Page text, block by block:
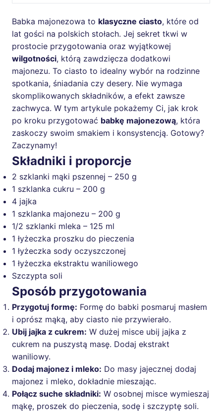
Babka majonezowa to klasyczne ciasto, które od
lat gości na polskich stołach. Jej sekret tkwi w
prostocie przygotowania oraz wyjątkowej
wilgotności, którą zawdzięcza dodatkowi
majonezu. To ciasto to idealny wybór na rodzinne
spotkania, śniadania czy desery. Nie wymaga
skomplikowanych składników, a efekt zawsze
zachwyca. W tym artykule pokażemy Ci, jak krok
po kroku przygotować babkę majonezową, która
zaskoczy swoim smakiem i konsystencją. Gotowy?
Zaczynamy!
Składniki i proporcje
2 szklanki mąki pszennej – 250 g
1 szklanka cukru – 200 g
4 jajka
1 szklanka majonezu – 200 g
1/2 szklanki mleka – 125 ml
1 łyżeczka proszku do pieczenia
1 łyżeczka sody oczyszczonej
1 łyżeczka ekstraktu waniliowego
Szczypta soli
Sposób przygotowania
Przygotuj formę: Formę do babki posmaruj masłem
i oprósz mąką, aby ciasto nie przywierało.
Ubij jajka z cukrem: W dużej misce ubij jajka z
cukrem na puszystą masę. Dodaj ekstrakt
waniliowy.
Dodaj majonez i mleko: Do masy jajecznej dodaj
majonez i mleko, dokładnie mieszając.
Połącz suche składniki: W osobnej misce wymieszaj
mąkę, proszek do pieczenia, sodę i szczyptę soli.